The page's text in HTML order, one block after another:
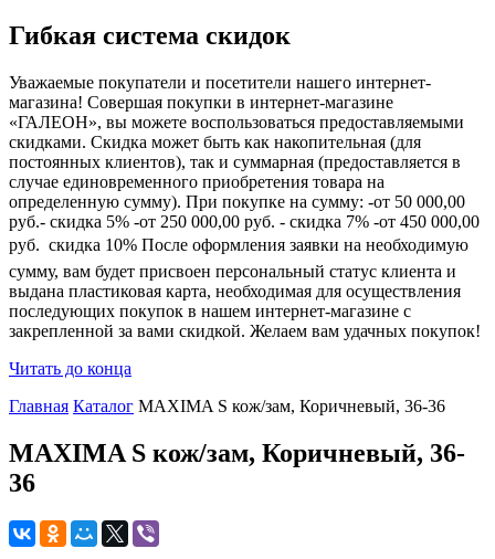
Гибкая система скидок
Уважаемые покупатели и посетители нашего интернет-
магазина! Совершая покупки в интернет-магазине
«ГАЛЕОН», вы можете воспользоваться предоставляемыми
скидками. Скидка может быть как накопительная (для
постоянных клиентов), так и суммарная (предоставляется в
случае единовременного приобретения товара на
определенную сумму). При покупке на сумму: -от 50 000,00
руб.- скидка 5% -от 250 000,00 руб. - скидка 7% -от 450 000,00
руб.  скидка 10% После оформления заявки на необходимую
сумму, вам будет присвоен персональный статус клиента и
выдана пластиковая карта, необходимая для осуществления
последующих покупок в нашем интернет-магазине с
закрепленной за вами скидкой. Желаем вам удачных покупок!
Читать до конца
Главная Каталог MAXIMA S кож/зам, Коричневый, 36-36
MAXIMA S кож/зам, Коричневый, 36-
36